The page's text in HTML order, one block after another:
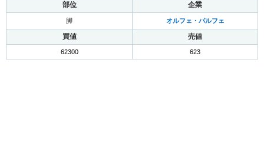
部位 企業
脚 オルフェ・パルフェ
買値 売値
62300 623